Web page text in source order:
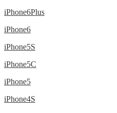
iPhone6Plus
iPhone6
iPhone5S
iPhone5C
iPhone5
iPhone4S